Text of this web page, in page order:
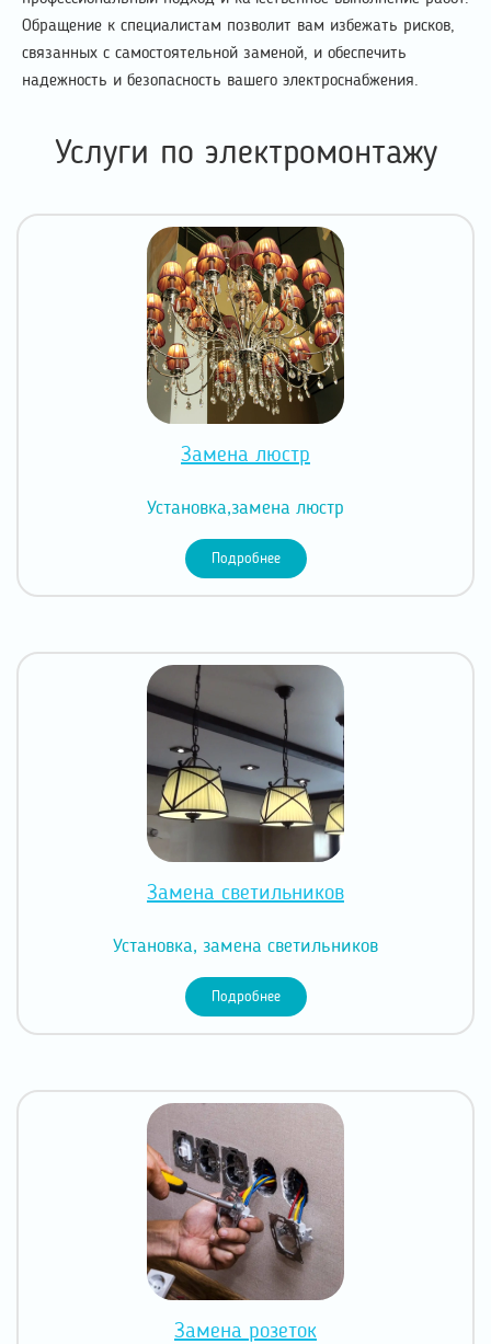
Обращение к специалистам позволит вам избежать рисков,
связанных с самостоятельной заменой, и обеспечить
надежность и безопасность вашего электроснабжения.
Услуги по электромонтажу
Замена люстр
Установка,замена люстр
Подробнее
Замена светильников
Установка, замена светильников
Подробнее
Замена розеток